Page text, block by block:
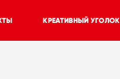
КРЕАТИВНЫЙ УГОЛОК